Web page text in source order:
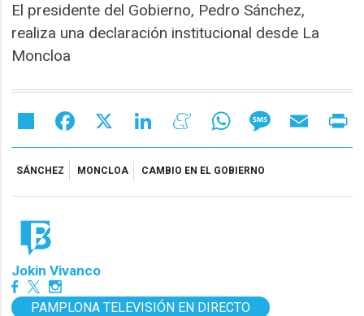
El presidente del Gobierno, Pedro Sánchez,
realiza una declaración institucional desde La
Moncloa
Share Facebook LinkedIn MeneameWhatsAppMessageEmail
SÁNCHEZ MONCLOA CAMBIO EN EL GOBIERNO
Jokin Vivanco
PAMPLONA TELEVISIÓN EN DIRECTO